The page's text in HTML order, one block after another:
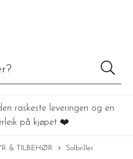
raskeste leveringen og en
på kjøpet ❤️
& TILBEHØR Solbriller